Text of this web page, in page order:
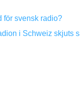
för svensk radio?
i Schweiz skjuts